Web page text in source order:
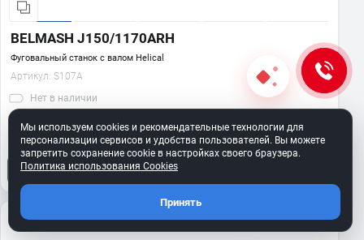
BELMASH J150/1170ARH
Фуговальный станок с валом Helical
Артикул: S107A
Нет в наличии
106 990 ₽
Сообщить о поступлении
220 В
Мы используем cookies и рекомендательные технологии для
персонализации сервисов и удобства пользователей. Вы можете
запретить сохранение cookie в настройках своего браузера.
Политика использования Cookies
Принять